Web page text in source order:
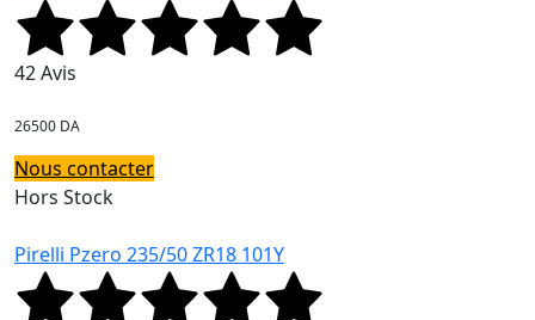
42 Avis
26500 DA
Nous contacter
Hors Stock
Pirelli Pzero 235/50 ZR18 101Y